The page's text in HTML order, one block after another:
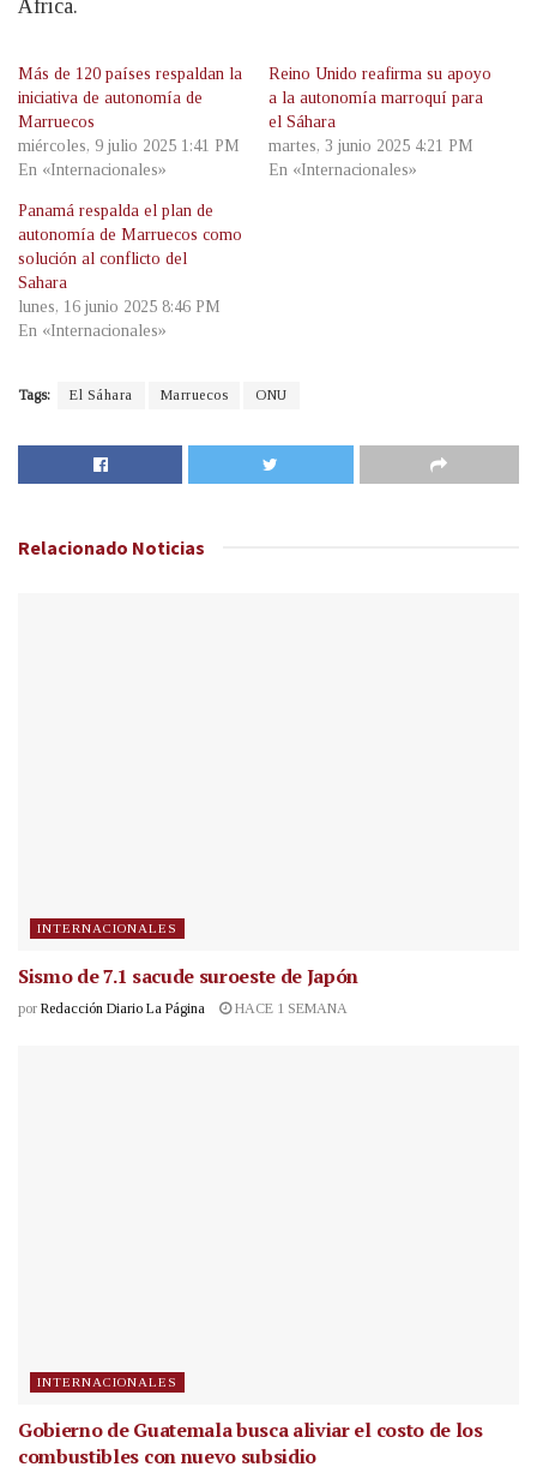
África.
Más de 120 países respaldan la
iniciativa de autonomía de
Marruecos
miércoles, 9 julio 2025 1:41 PM
En «Internacionales»
Reino Unido reafirma su apoyo
a la autonomía marroquí para
el Sáhara
martes, 3 junio 2025 4:21 PM
En «Internacionales»
Panamá respalda el plan de
autonomía de Marruecos como
solución al conflicto del
Sahara
lunes, 16 junio 2025 8:46 PM
En «Internacionales»
Tags: El Sáhara Marruecos ONU
Relacionado Noticias
INTERNACIONALES
Sismo de 7.1 sacude suroeste de Japón
por Redacción Diario La Página HACE 1 SEMANA
INTERNACIONALES
Gobierno de Guatemala busca aliviar el costo de los
combustibles con nuevo subsidio